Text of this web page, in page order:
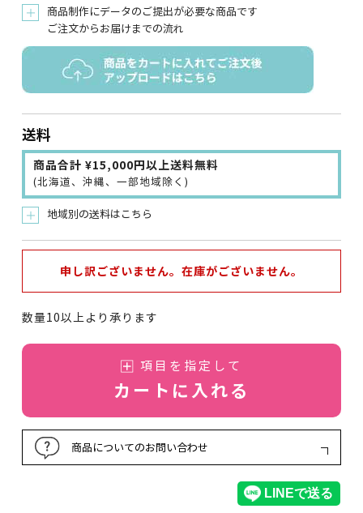
＋
商品制作にデータのご提出が必要な商品です
ご注文からお届けまでの流れ
送料
商品合計 ¥15,000円以上送料無料
(北海道、沖縄、一部地域除く)
＋ 地域別の送料はこちら
申し訳ございません。在庫がございません。
数量10以上より承ります
項目を指定して
カートに入れる
商品についてのお問い合わせ